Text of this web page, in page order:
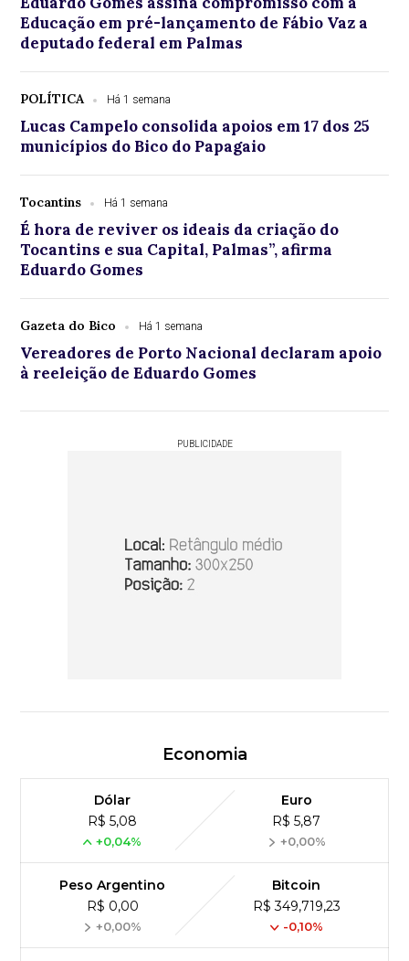
Educação em pré-lançamento de Fábio Vaz a
deputado federal em Palmas
POLÍTICA Há 1 semana
Lucas Campelo consolida apoios em 17 dos 25
municípios do Bico do Papagaio
Tocantins Há 1 semana
É hora de reviver os ideais da criação do
Tocantins e sua Capital, Palmas”, afirma
Eduardo Gomes
Gazeta do Bico Há 1 semana
Vereadores de Porto Nacional declaram apoio
à reeleição de Eduardo Gomes
PUBLICIDADE
Economia
Dólar
R$ 5,08
+0,04%
Euro
R$ 5,87
+0,00%
Peso Argentino
R$ 0,00
+0,00%
Bitcoin
R$ 349,719,23
-0,10%